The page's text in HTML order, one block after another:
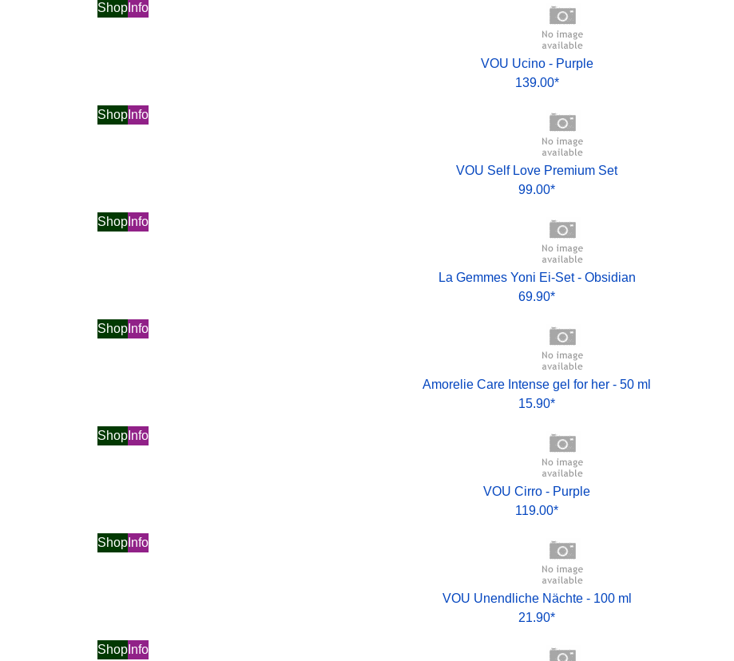
Shop Info
VOU Ucino - Purple
139.00*
Shop Info
VOU Self Love Premium Set
99.00*
Shop Info
La Gemmes Yoni Ei-Set - Obsidian
69.90*
Shop Info
Amorelie Care Intense gel for her - 50 ml
15.90*
Shop Info
VOU Cirro - Purple
119.00*
Shop Info
VOU Unendliche Nächte - 100 ml
21.90*
Shop Info